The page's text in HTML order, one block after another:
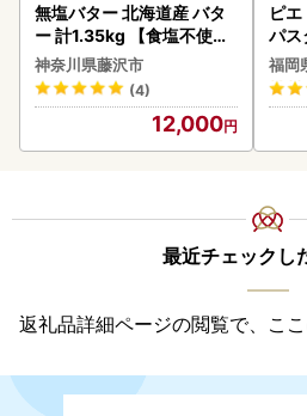
無塩バター 北海道産 バタ
ー 計1.35kg 【食塩不使用
】
神奈川県藤沢市
(4)
12,000
ピ
パス
福岡
最近チェックし
返礼品詳細ページの閲覧で、こ